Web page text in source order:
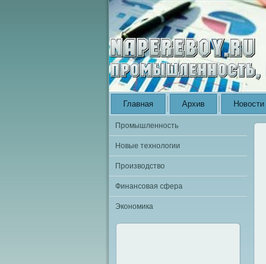
Главная Архив Новости
Промышленность
Новые технологии
Производство
Финансовая сфера
Экономика